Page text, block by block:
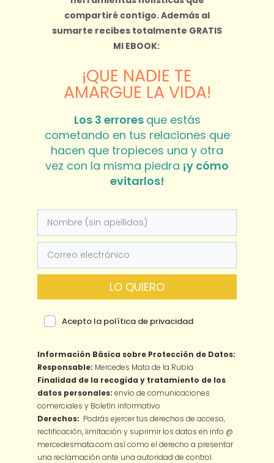
compartiré contigo.Además al
sumarte recibes totalmente GRATIS
MI EBOOK:
¡QUE NADIE TE
AMARGUE LA VIDA!
Los 3 errores que estás
cometando en tus relaciones que
hacen que tropieces una y otra
vez con la misma piedra ¡y cómo
evitarlos!
LO QUIERO
Acepto la política de privacidad
Información Básica sobre Protección de Datos:
Responsable: Mercedes Mata de la Rubia
Finalidad de la recogida y tratamiento de los
datos personales: envío de comunicaciones
comerciales y Boletín informativo
Derechos: Podrás ejercer tus derechos de acceso,
rectificación, limitación y suprimir los datos en info @
mercedesmata.com así como el derecho a presentar
una reclamación ante una autoridad de control.